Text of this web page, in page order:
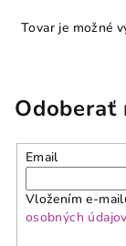
Tovar je možné
Email
Vložením e-
osobných údajov